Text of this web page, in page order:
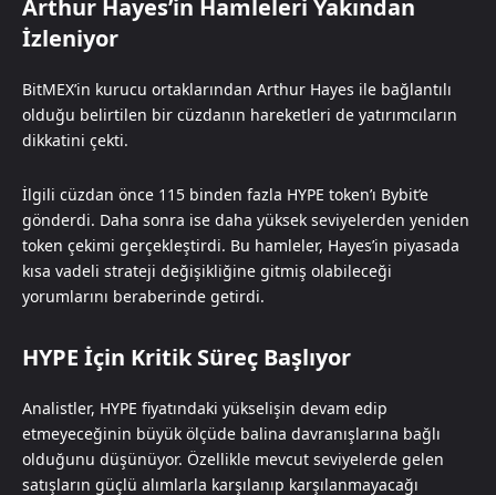
Arthur Hayes’in Hamleleri Yakından
İzleniyor
BitMEX’in kurucu ortaklarından Arthur Hayes ile bağlantılı
olduğu belirtilen bir cüzdanın hareketleri de yatırımcıların
dikkatini çekti.
İlgili cüzdan önce 115 binden fazla HYPE token’ı Bybit’e
gönderdi. Daha sonra ise daha yüksek seviyelerden yeniden
token çekimi gerçekleştirdi. Bu hamleler, Hayes’in piyasada
kısa vadeli strateji değişikliğine gitmiş olabileceği
yorumlarını beraberinde getirdi.
HYPE İçin Kritik Süreç Başlıyor
Analistler, HYPE fiyatındaki yükselişin devam edip
etmeyeceğinin büyük ölçüde balina davranışlarına bağlı
olduğunu düşünüyor. Özellikle mevcut seviyelerde gelen
satışların güçlü alımlarla karşılanıp karşılanmayacağı